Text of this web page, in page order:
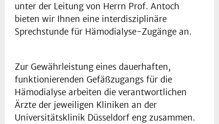
unter der Leitung von Herrn Prof. Antoch
bieten wir Ihnen eine interdisziplinäre
Sprechstunde für Hämodialyse-Zugänge an.
Zur Gewährleistung eines dauerhaften,
funktionierenden Gefäßzugangs für die
Hämodialyse arbeiten die verantwortlichen
Ärzte der jeweiligen Kliniken an der
Universitätsklinik Düsseldorf eng zusammen.